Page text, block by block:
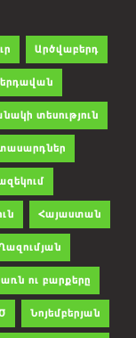
Արծվաբերդ
տեսություն
Հայաստան
ու բարքերը
Նոյեմբերյան